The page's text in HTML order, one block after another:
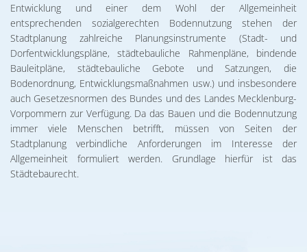
Entwicklung und einer dem Wohl der Allgemeinheit
entsprechenden sozialgerechten Bodennutzung stehen der
Stadtplanung zahlreiche Planungsinstrumente (Stadt- und
Dorfentwicklungspläne, städtebauliche Rahmenpläne, bindende
Bauleitpläne, städtebauliche Gebote und Satzungen, die
Bodenordnung, Entwicklungsmaßnahmen usw.) und insbesondere
auch Gesetzesnormen des Bundes und des Landes Mecklenburg-
Vorpommern zur Verfügung. Da das Bauen und die Bodennutzung
immer viele Menschen betrifft, müssen von Seiten der
Stadtplanung verbindliche Anforderungen im Interesse der
Allgemeinheit formuliert werden. Grundlage hierfür ist das
Städtebaurecht.